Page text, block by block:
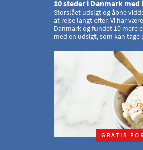
10 steder i Danmark
Storslået udsigt og åbne
at rejse langt efter. Vi har
Danmark og fundet 10 mere
med en udsigt, som kan
GRATIS